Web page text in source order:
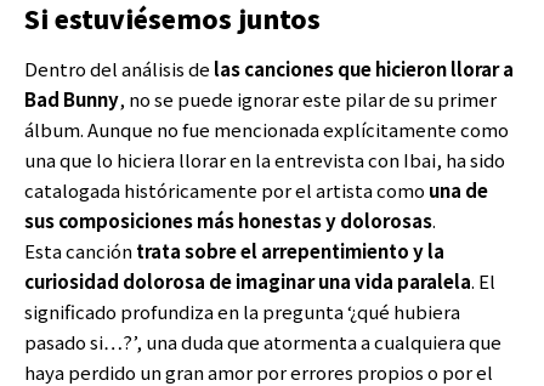
Si estuviésemos juntos
Dentro del análisis de las canciones que hicieron llorar a
Bad Bunny, no se puede ignorar este pilar de su primer
álbum. Aunque no fue mencionada explícitamente como
una que lo hiciera llorar en la entrevista con Ibai, ha sido
catalogada históricamente por el artista como una de
sus composiciones más honestas y dolorosas.
Esta cancióntrata sobre el arrepentimiento y la
curiosidad dolorosa de imaginar una vida paralela. El
significado profundiza en la pregunta ‘¿qué hubiera
pasado si…?’, una duda que atormenta a cualquiera que
haya perdido un gran amor por errores propios o por el